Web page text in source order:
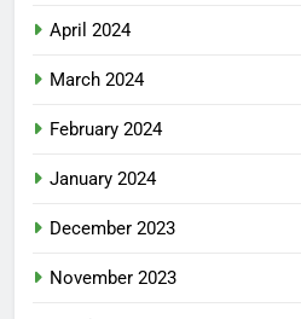
April 2024
March 2024
February 2024
January 2024
December 2023
November 2023